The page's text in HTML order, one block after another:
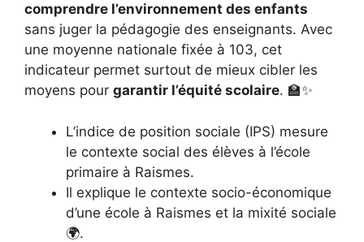
comprendre l’environnement des enfants
sans juger la pédagogie des enseignants. Avec
une moyenne nationale fixée à 103, cet
indicateur permet surtout de mieux cibler les
moyens pour garantir l’équité scolaire. 🏫✨
L’indice de position sociale (IPS) mesure
le contexte social des élèves à l’école
primaire à Raismes.
Il explique le contexte socio-économique
d’une école à Raismes et la mixité sociale
🌍.